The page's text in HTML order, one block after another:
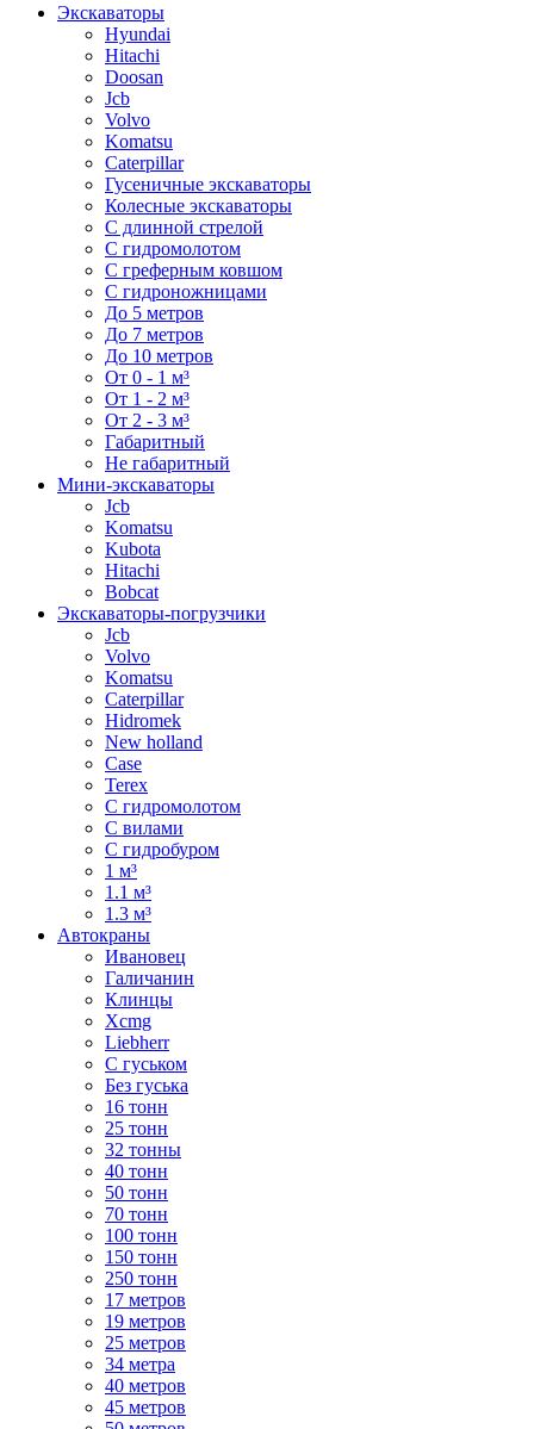
Экскаваторы
Hyundai
Hitachi
Doosan
Jcb
Volvo
Komatsu
Caterpillar
Гусеничные экскаваторы
Колесные экскаваторы
С длинной стрелой
С гидромолотом
С греферным ковшом
С гидроножницами
До 5 метров
До 7 метров
До 10 метров
От 0 - 1 м³
От 1 - 2 м³
От 2 - 3 м³
Габаритный
Не габаритный
Мини-экскаваторы
Jcb
Komatsu
Kubota
Hitachi
Bobcat
Экскаваторы-погрузчики
Jcb
Volvo
Komatsu
Caterpillar
Hidromek
New holland
Case
Terex
С гидромолотом
С вилами
С гидробуром
1 м³
1.1 м³
1.3 м³
Автокраны
Ивановец
Галичанин
Клинцы
Xcmg
Liebherr
С гуськом
Без гуська
16 тонн
25 тонн
32 тонны
40 тонн
50 тонн
70 тонн
100 тонн
150 тонн
250 тонн
17 метров
19 метров
25 метров
34 метра
40 метров
45 метров